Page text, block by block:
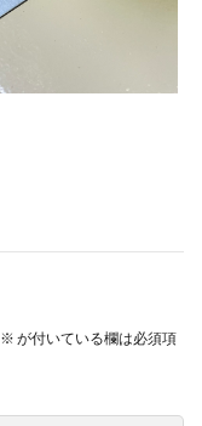
※ が付いている欄は必須項